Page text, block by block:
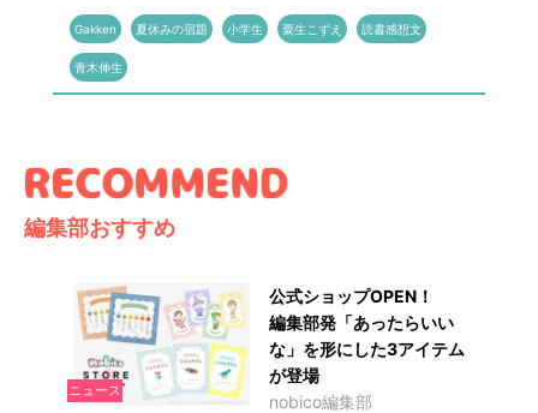
Gakken 夏休みの宿題 小学生 粟生こずえ 読書感想文
青木伸生
編集部おすすめ
ニュース
公式ショップOPEN！
編集部発「あったらいい
な」を形にした3アイテム
が登場
nobico編集部